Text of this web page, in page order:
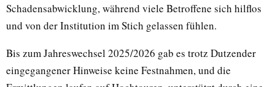
Schadensabwicklung, während viele Betroffene sich hilflos
und von der Institution im Stich gelassen fühlen.
Bis zum Jahreswechsel 2025/2026 gab es trotz Dutzender
eingegangener Hinweise keine Festnahmen, und die